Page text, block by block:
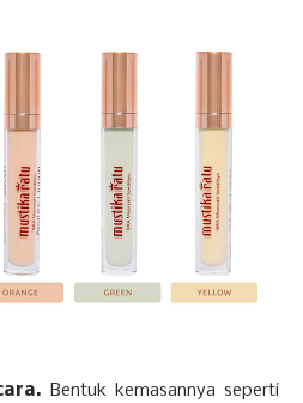
Bentuk kemasannya seperti